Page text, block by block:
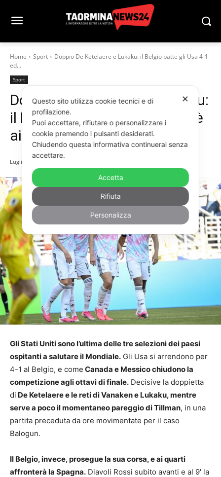
Home Sport
Doppio De Ketelaere e Lukaku: il Belgio batte gli Usa 4-1
ed...
Sport
Doppio De Ketelaere e Lukaku:
il Belgio batte gli Usa 4-1 ed è
ai quarti
Luglio 7, 2026
Gli Stati Uniti sono l’ultima delle tre selezioni dei paesi
ospitanti a salutare il Mondiale. Gli Usa si arrendono per
4-1 al Belgio, e come Canada e Messico chiudono la
competizione agli ottavi di finale. Decisive la doppietta
di De Ketelaere e le reti di Vanaken e Lukaku, mentre
serve a poco il momentaneo pareggio di Tillman, in una
partita preceduta da ore movimentate per il caso
Balogun.
Il Belgio, invece, prosegue la sua corsa, e ai quarti
affronterà la Spagna. Diavoli Rossi subito avanti e al 9′ la
✕
Questo sito utilizza cookie tecnici e di
profilazione.
Puoi accettare, rifiutare o personalizzare i
cookie premendo i pulsanti desiderati.
Chiudendo questa informativa continuerai senza
accettare.
Accetta
Rifiuta
Personalizza